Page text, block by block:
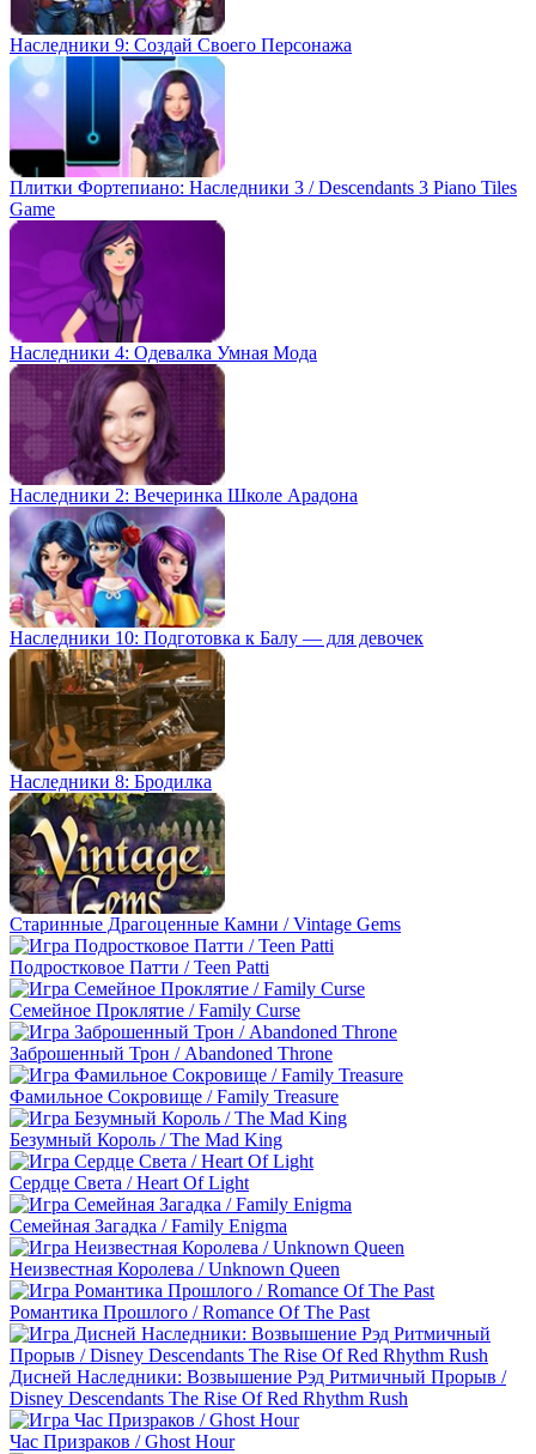
Наследники 9: Создай Своего Персонажа
Плитки Фортепиано: Наследники 3 / Descendants 3 Piano Tiles
Game
Наследники 4: Одевалка Умная Мода
Наследники 2: Вечеринка Школе Арадона
Наследники 10: Подготовка к Балу — для девочек
Наследники 8: Бродилка
Старинные Драгоценные Камни / Vintage Gems
Подростковое Патти / Teen Patti
Семейное Проклятие / Family Curse
Заброшенный Трон / Abandoned Throne
Фамильное Сокровище / Family Treasure
Безумный Король / The Mad King
Сердце Света / Heart Of Light
Семейная Загадка / Family Enigma
Неизвестная Королева / Unknown Queen
Романтика Прошлого / Romance Of The Past
Дисней Наследники: Возвышение Рэд Ритмичный Прорыв /
Disney Descendants The Rise Of Red Rhythm Rush
Час Призраков / Ghost Hour